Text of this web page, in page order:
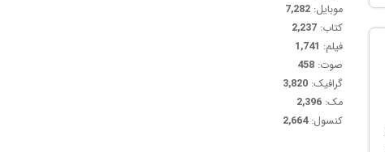
موبایل: 7,282
کتاب: 2,237
فیلم: 1,741
صوت: 458
گرافیک: 3,820
مک: 2,396
کنسول:2,664